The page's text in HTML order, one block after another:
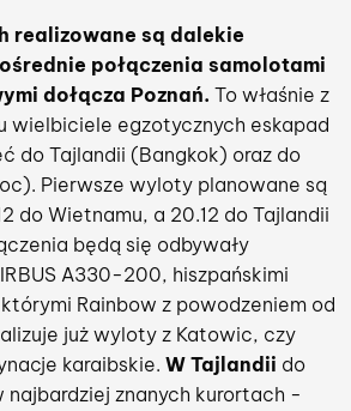
realizowane są dalekie
połączenia samolotami
dołącza Poznań. To właśnie z
wielbiciele egzotycznych eskapad
do Tajlandii (Bangkok) oraz do
Pierwsze wyloty planowane są
do Wietnamu, a 20.12 do Tajlandii
będą się odbywały
A330-200, hiszpańskimi
Rainbow z powodzeniem od
już wyloty z Katowic, czy
karaibskie. W Tajlandii do
znanych kurortach -